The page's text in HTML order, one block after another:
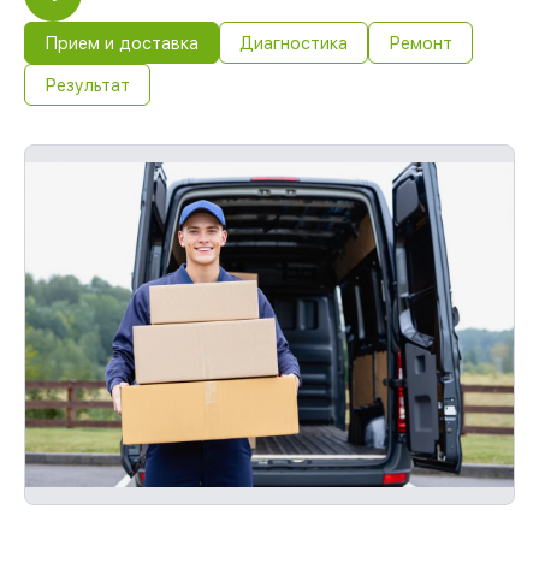
Прием и доставка Диагностика Ремонт
Результат